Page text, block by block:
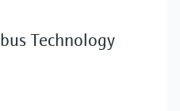
Technology